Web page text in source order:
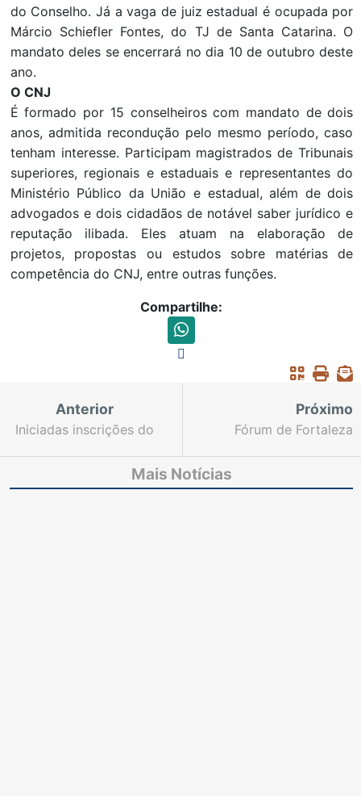
do Conselho. Já a vaga de juiz estadual é ocupada por
Márcio Schiefler Fontes, do TJ de Santa Catarina. O
mandato deles se encerrará no dia 10 de outubro deste
ano.
O CNJ
É formado por 15 conselheiros com mandato de dois
anos, admitida recondução pelo mesmo período, caso
tenham interesse. Participam magistrados de Tribunais
superiores, regionais e estaduais e representantes do
Ministério Público da União e estadual, além de dois
advogados e dois cidadãos de notável saber jurídico e
reputação ilibada. Eles atuam na elaboração de
projetos, propostas ou estudos sobre matérias de
competência do CNJ, entre outras funções.
Compartilhe:
Anterior
Iniciadas inscrições do
Técnico Judiciário do
TJCE
Próximo
Fórum de Fortaleza
equipe da área da
Mais Notícias